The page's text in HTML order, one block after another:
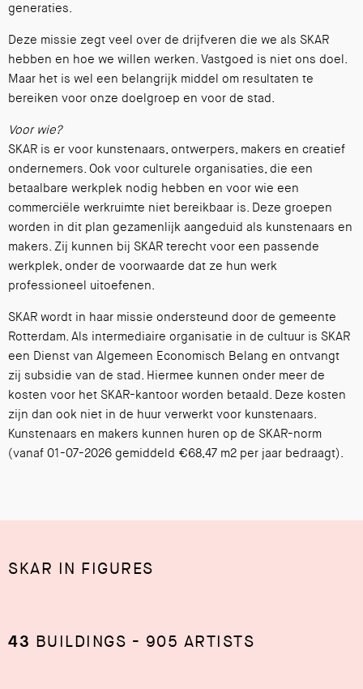
generaties.
Deze missie zegt veel over de drijfveren die we als SKAR
hebben en hoe we willen werken. Vastgoed is niet ons doel.
Maar het is wel een belangrijk middel om resultaten te
bereiken voor onze doelgroep en voor de stad.
Voor wie?
SKAR is er voor kunstenaars, ontwerpers, makers en creatief
ondernemers. Ook voor culturele organisaties, die een
betaalbare werkplek nodig hebben en voor wie een
commerciële werkruimte niet bereikbaar is. Deze groepen
worden in dit plan gezamenlijk aangeduid als kunstenaars en
makers. Zij kunnen bij SKAR terecht voor een passende
werkplek, onder de voorwaarde dat ze hun werk
professioneel uitoefenen.
SKAR wordt in haar missie ondersteund door de gemeente
Rotterdam. Als intermediaire organisatie in de cultuur is SKAR
een Dienst van Algemeen Economisch Belang en ontvangt
zij subsidie van de stad. Hiermee kunnen onder meer de
kosten voor het SKAR-kantoor worden betaald. Deze kosten
zijn dan ook niet in de huur verwerkt voor kunstenaars.
Kunstenaars en makers kunnen huren op de SKAR-norm
(vanaf 01-07-2026 gemiddeld €68,47 m2 per jaar bedraagt).
SKAR IN FIGURES
43 BUILDINGS - 905 ARTISTS